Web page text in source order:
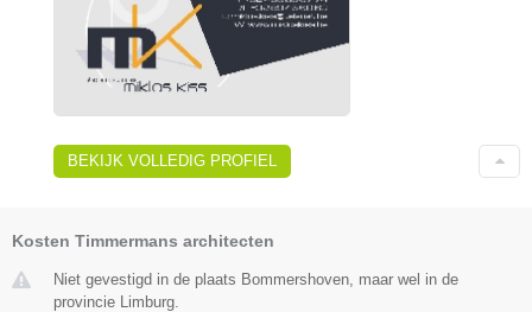
BEKIJK VOLLEDIG PROFIEL
Kosten Timmermans architecten
Niet gevestigd in de plaats Bommershoven, maar wel in de
provincie Limburg.